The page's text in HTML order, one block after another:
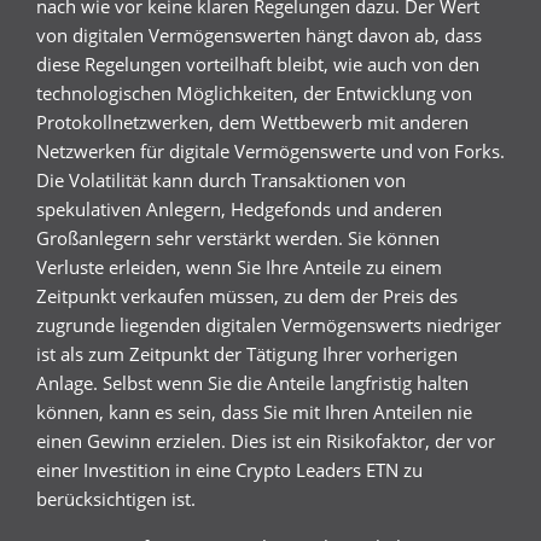
nach wie vor keine klaren Regelungen dazu. Der Wert
von digitalen Vermögenswerten hängt davon ab, dass
diese Regelungen vorteilhaft bleibt, wie auch von den
technologischen Möglichkeiten, der Entwicklung von
Protokollnetzwerken, dem Wettbewerb mit anderen
Netzwerken für digitale Vermögenswerte und von Forks.
Die Volatilität kann durch Transaktionen von
spekulativen Anlegern, Hedgefonds und anderen
Großanlegern sehr verstärkt werden. Sie können
Verluste erleiden, wenn Sie Ihre Anteile zu einem
Zeitpunkt verkaufen müssen, zu dem der Preis des
zugrunde liegenden digitalen Vermögenswerts niedriger
ist als zum Zeitpunkt der Tätigung Ihrer vorherigen
Anlage. Selbst wenn Sie die Anteile langfristig halten
können, kann es sein, dass Sie mit Ihren Anteilen nie
einen Gewinn erzielen. Dies ist ein Risikofaktor, der vor
einer Investition in eine Crypto Leaders ETN zu
berücksichtigen ist.